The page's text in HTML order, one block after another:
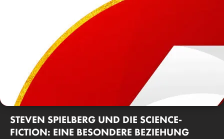
STEVEN SPIELBERG UND DIE SCIENCE-
FICTION: EINE BESONDERE BEZIEHUNG